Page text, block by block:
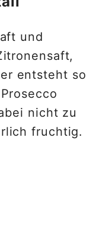
und
entsteht so
nicht zu
fruchtig.